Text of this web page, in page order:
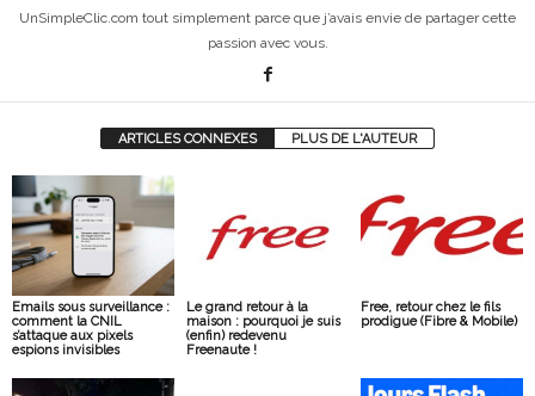
UnSimpleClic.com tout simplement parce que j’avais envie de partager cette
passion avec vous.
ARTICLES CONNEXES PLUS DE L'AUTEUR
Emails sous surveillance :
comment la CNIL
s’attaque aux pixels
espions invisibles
Le grand retour à la
maison : pourquoi je suis
(enfin) redevenu
Freenaute !
Free, retour chez le fils
prodigue (Fibre & Mobile)